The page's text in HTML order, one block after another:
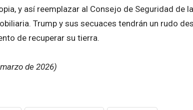
y así reemplazar al Consejo de Seguridad de
Trump y sus secuaces tendrán un rudo
de recuperar su tierra.
de 2026)